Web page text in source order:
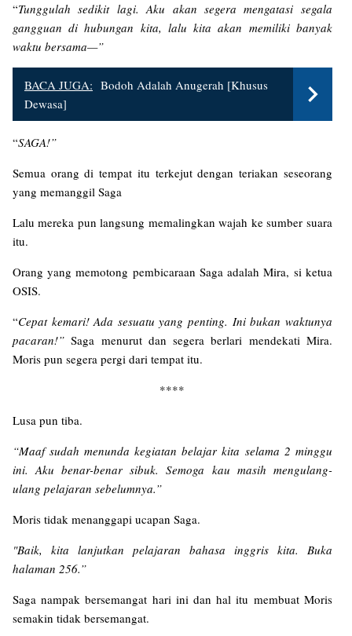
“Tunggulah sedikit lagi. Aku akan segera mengatasi segala
gangguan di hubungan kita, lalu kita akan memiliki banyak
waktu bersama—”
BACA JUGA: Bodoh Adalah Anugerah [Khusus
Dewasa]
“SAGA!”
Semua orang di tempat itu terkejut dengan teriakan seseorang
yang memanggil Saga
Lalu mereka pun langsung memalingkan wajah ke sumber suara
itu.
Orang yang memotong pembicaraan Saga adalah Mira, si ketua
OSIS.
“Cepat kemari! Ada sesuatu yang penting. Ini bukan waktunya
pacaran!”Saga menurut dan segera berlari mendekati Mira.
Moris pun segera pergi dari tempat itu.
****
Lusa pun tiba.
“Maaf sudah menunda kegiatan belajar kita selama 2 minggu
ini. Aku benar-benar sibuk. Semoga kau masih mengulang-
ulang pelajaran sebelumnya.”
Moris tidak menanggapi ucapan Saga.
"Baik, kita lanjutkan pelajaran bahasa inggris kita. Buka
halaman 256.”
Saga nampak bersemangat hari ini dan hal itu membuat Moris
semakin tidak bersemangat.